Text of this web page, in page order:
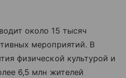
около 15 тысяч
мероприятий. В
физической культурой и
6,5 млн жителей